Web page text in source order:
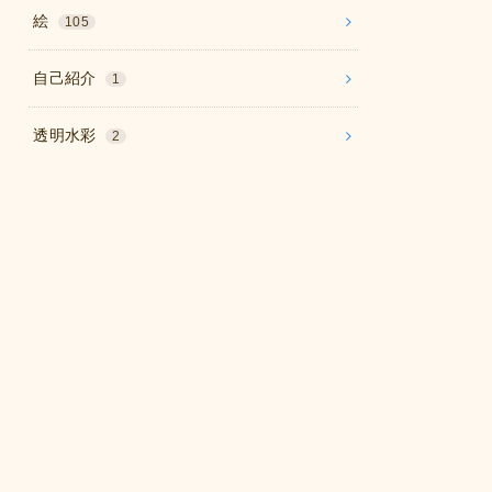
絵 105
自己紹介 1
透明水彩 2